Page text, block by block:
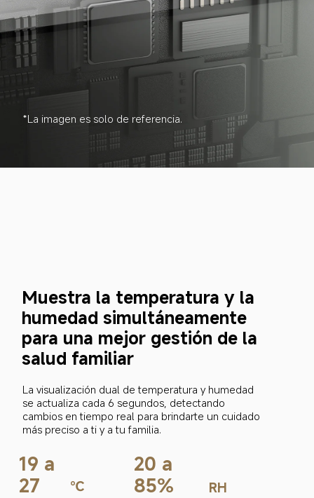
*La imagen es solo de referencia.
Muestra la temperatura y la
humedad simultáneamente
para una mejor gestión de la
salud familiar
La visualización dual de temperatura y humedad
se actualiza cada 6 segundos, detectando
cambios en tiempo real para brindarte un cuidado
más preciso a ti y a tu familia.
19 a
27
℃
20 a
85%
RH